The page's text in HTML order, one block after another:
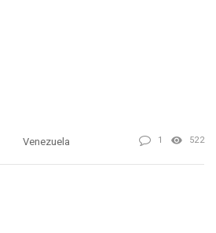
Venezuela 1 522